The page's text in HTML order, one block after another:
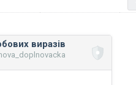
виразів